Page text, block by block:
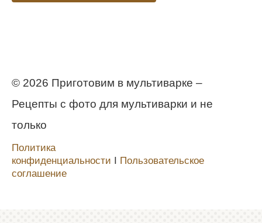
© 2026 Приготовим в мультиварке –
Рецепты с фото для мультиварки и не
только
Политика
конфиденциальности Ι Пользовательское
соглашение